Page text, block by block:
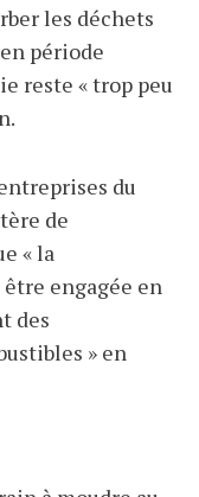
les déchets
période
reste « trop peu
du
de
« la
engagée en
des
» en